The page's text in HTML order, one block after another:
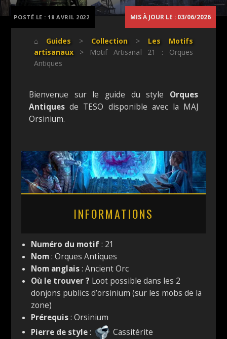
MIS À JOUR LE : 03/06/2026
⌂ Guides > Collection > Les Motifs
artisanaux > Motif Artisanal 21 : Orques
Antiques
Bienvenue sur le guide du style Orques
Antiques de TESO disponible avec la MAJ
Orsinium.
INFORMATIONS
Numéro du motif: 21
Nom: Orques Antiques
Nom anglais: Ancient Orc
Où le trouver ? Loot possible dans les 2
donjons publics d’orsinium (sur les mobs de la
zone)
Prérequis: Orsinium
Pierre de style:
Cassitérite
POSTÉ LE : 18 AVRIL 2022